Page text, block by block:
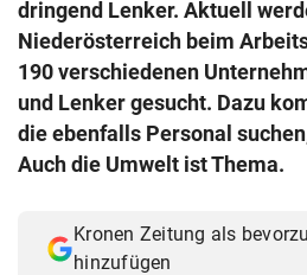
© Krone Multimedia GmbH & Co KG
Muthgasse 2, 1190 Wien
dringend Lenker. Aktuell
Niederösterreich beim
190 verschiedenen
und Lenker gesucht. Dazu
die ebenfalls Personal
Auch die Umwelt ist Thema.
Kronen Zeitung als
hinzufügen